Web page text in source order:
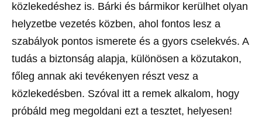
közlekedéshez is. Bárki és bármikor kerülhet olyan
helyzetbe vezetés közben, ahol fontos lesz a
szabályok pontos ismerete és a gyors cselekvés. A
tudás a biztonság alapja, különösen a közutakon,
főleg annak aki tevékenyen részt vesz a
közlekedésben. Szóval itt a remek alkalom, hogy
próbáld meg megoldani ezt a tesztet, helyesen!